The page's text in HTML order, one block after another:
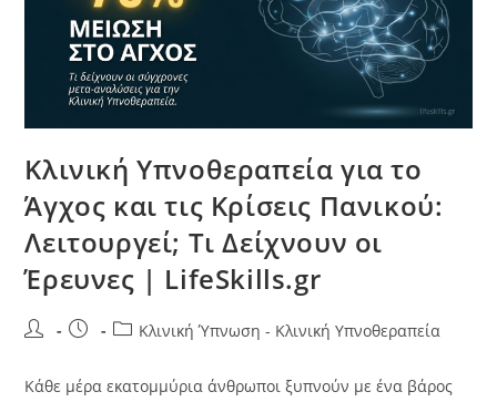
Κλινική Υπνοθεραπεία για το
Άγχος και τις Κρίσεις Πανικού:
Λειτουργεί; Τι Δείχνουν οι
Έρευνες | LifeSkills.gr
Κλινική Ύπνωση - Κλινική Υπνοθεραπεία
Κάθε μέρα εκατομμύρια άνθρωποι ξυπνούν με ένα βάρος